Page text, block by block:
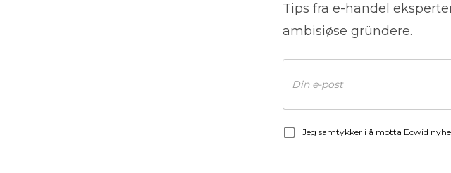
Tips fra e-handel
ambisiøse gründere.
Jeg samtykker i å motta Ecwid